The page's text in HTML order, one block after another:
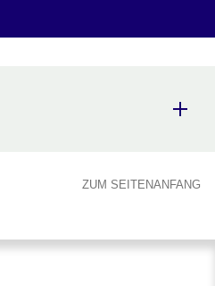
ZUM SEITENANFANG